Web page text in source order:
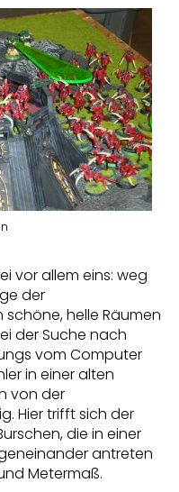
vor allem eins: weg
der
schöne, helle Räumen
der Suche nach
vom Computer
in einer alten
von der
Hier trifft sich der
die in einer
antreten
Metermaß.